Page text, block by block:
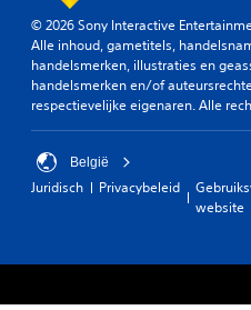
© 2026 Sony Interactive
Alle inhoud, gametitels,
handelsmerken, illustraties en
handelsmerken en/of
respectievelijke eigenaren. Alle
België
Juridisch Privacybeleid
website